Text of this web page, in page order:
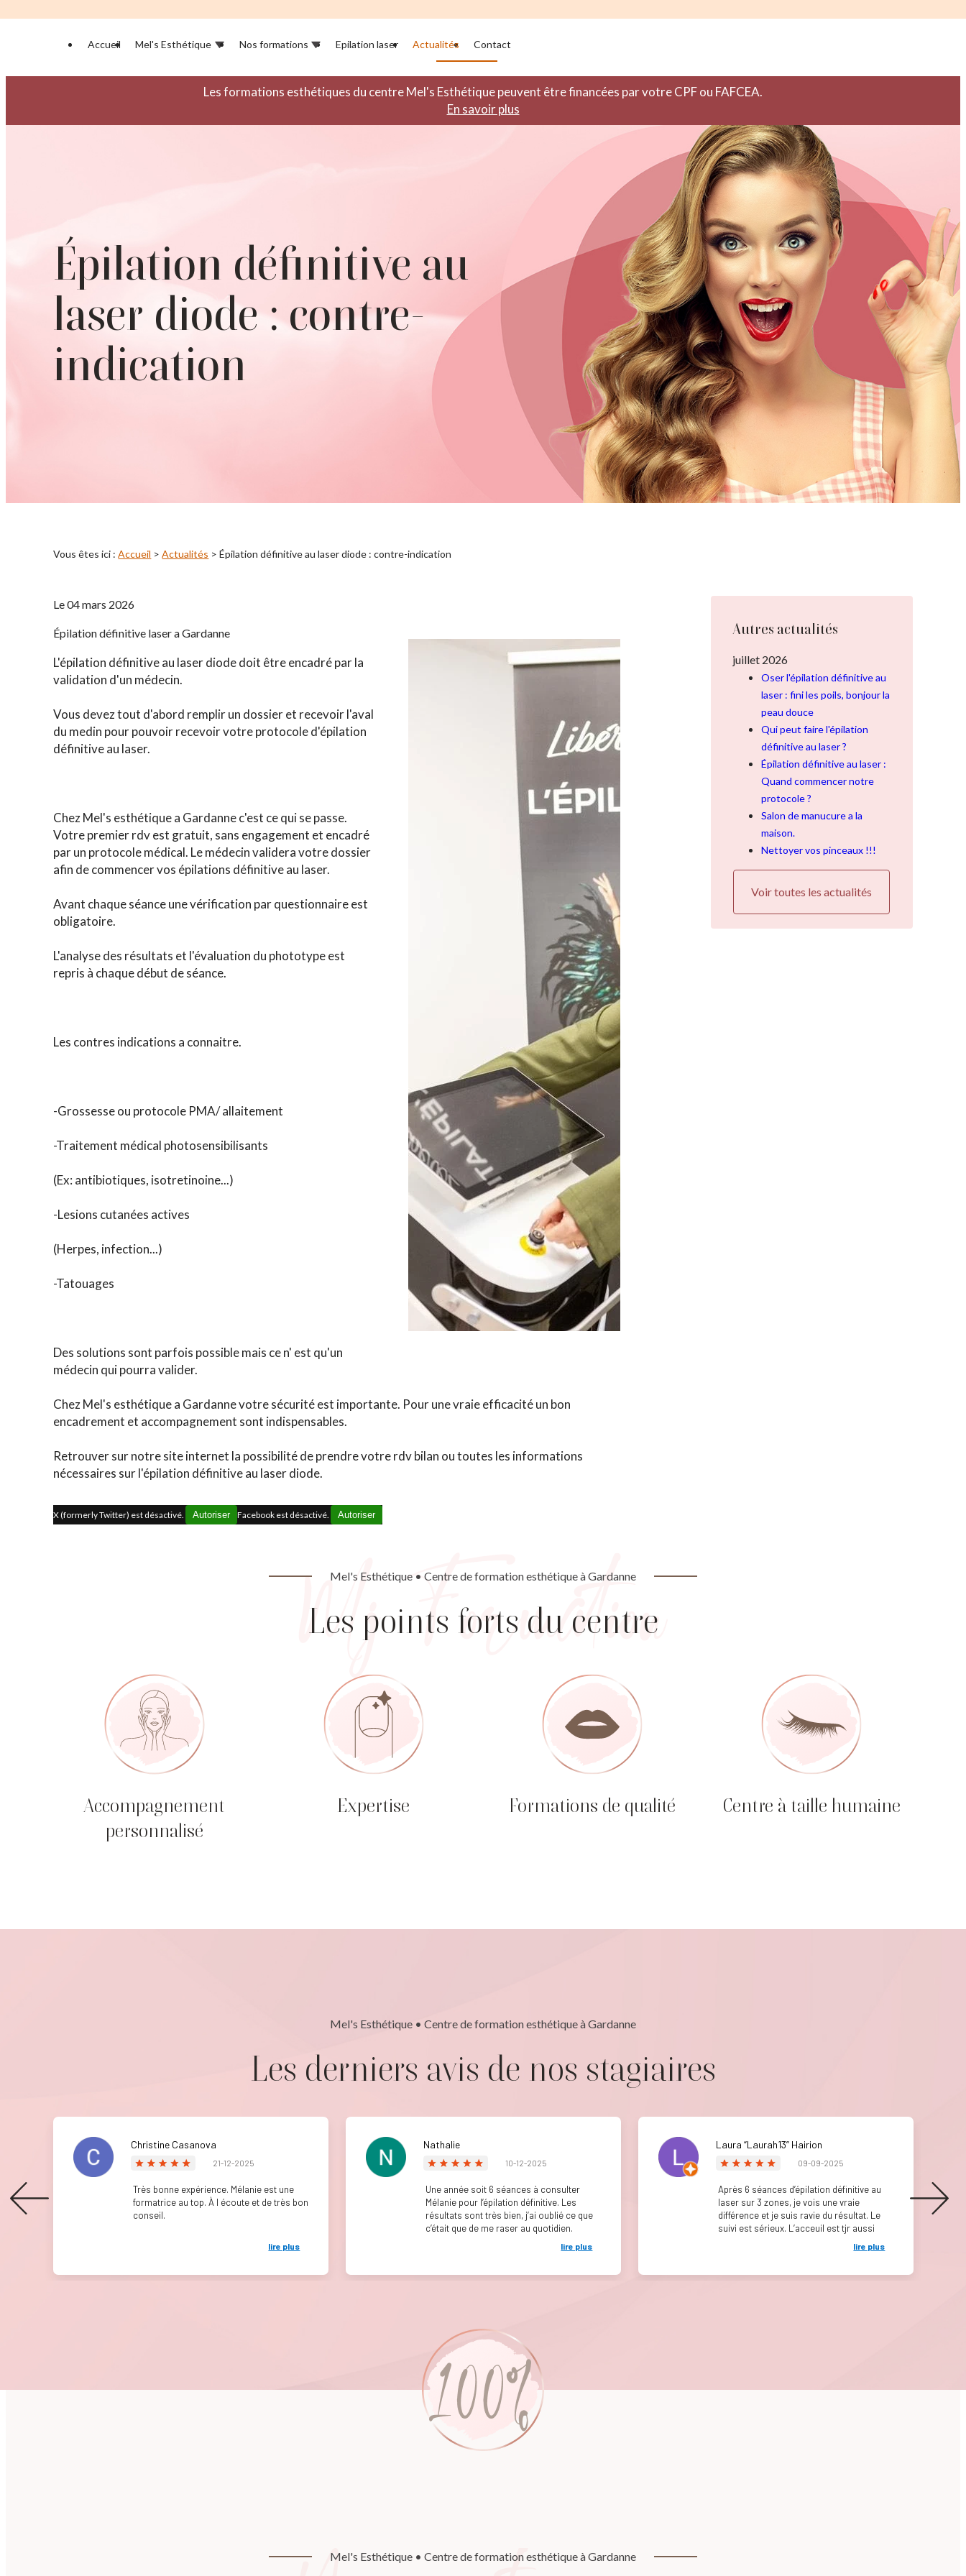
Accueil Mel's Esthétique Nos formations Epilation laser Actualités Contact
Les formations esthétiques du centre Mel's Esthétique peuvent être financées par votre CPF ou FAFCEA.
En savoir plus
Épilation définitive au
laser diode : contre-
indication
Vous êtes ici : Accueil >Actualités > Épilation définitive au laser diode : contre-indication
Le04 mars 2026
Épilation définitive laser a Gardanne
L'épilation définitive au laser diode doit être encadré par la
validation d'un médecin.
Vous devez tout d'abord remplir un dossier et recevoir l'aval
du medin pour pouvoir recevoir votre protocole d'épilation
définitive au laser.
Chez Mel's esthétique a Gardanne c'est ce qui se passe.
Votre premier rdv est gratuit, sans engagement et encadré
par un protocole médical. Le médecin validera votre dossier
afin de commencer vos épilations définitive au laser.
Avant chaque séance une vérification par questionnaire est
obligatoire.
L'analyse des résultats et l'évaluation du phototype est
repris à chaque début de séance.
Les contres indications a connaitre.
-Grossesse ou protocole PMA/ allaitement
-Traitement médical photosensibilisants
(Ex: antibiotiques, isotretinoine...)
-Lesions cutanées actives
(Herpes, infection...)
-Tatouages
Des solutions sont parfois possible mais ce n' est qu'un
médecin qui pourra valider.
Chez Mel's esthétique a Gardanne votre sécurité est importante. Pour une vraie efficacité un bon
encadrement et accompagnement sont indispensables.
Retrouver sur notre site internet la possibilité de prendre votre rdv bilan ou toutes les informations
nécessaires sur l'épilation définitive au laser diode.
X (formerly Twitter) est désactivé. Autoriser Facebook est désactivé. Autoriser
Autres actualités
juillet 2026
Oser l'épilation définitive au
laser : fini les poils, bonjour la
peau douce
Qui peut faire l'épilation
définitive au laser ?
Épilation définitive au laser :
Quand commencer notre
protocole ?
Salon de manucure a la
maison.
Nettoyer vos pinceaux !!!
Voir toutes les actualités
Mel's Esthétique • Centre de formation esthétique à Gardanne
Les points forts du centre
Accompagnement
personnalisé
Expertise Formations de qualité Centre à taille humaine
Mel's Esthétique • Centre de formation esthétique à Gardanne
Les derniers avis de nos stagiaires
Christine Casanova
21-12-2025
Très bonne expérience. Mélanie est une
formatrice au top. À l écoute et de très bon
conseil.
lire plus
Nathalie
10-12-2025
Une année soit 6 séances à consulter
Mélanie pour l’épilation définitive. Les
résultats sont très bien, j’ai oublié ce que
c’était que de me raser au quotidien.
lire plus
Laura “Laurah13” Hairion
09-09-2025
Après 6 séances d’épilation définitive au
laser sur 3 zones, je vois une vraie
différence et je suis ravie du résultat. Le
suivi est sérieux. L’acceuil est tjr aussi
lire plus
Mel's Esthétique • Centre de formation esthétique à Gardanne